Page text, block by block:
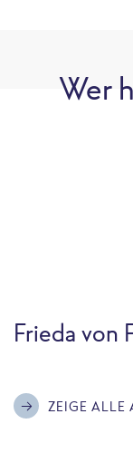
Wer
Frieda von
ZEIGE ALLE